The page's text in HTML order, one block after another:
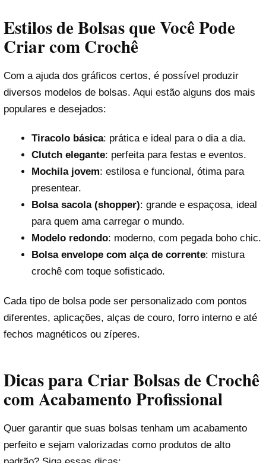
Estilos de Bolsas que Você Pode
Criar com Crochê
Com a ajuda dos gráficos certos, é possível produzir
diversos modelos de bolsas. Aqui estão alguns dos mais
populares e desejados:
Tiracolo básica: prática e ideal para o dia a dia.
Clutch elegante: perfeita para festas e eventos.
Mochila jovem: estilosa e funcional, ótima para
presentear.
Bolsa sacola (shopper): grande e espaçosa, ideal
para quem ama carregar o mundo.
Modelo redondo: moderno, com pegada boho chic.
Bolsa envelope com alça de corrente: mistura
crochê com toque sofisticado.
Cada tipo de bolsa pode ser personalizado com pontos
diferentes, aplicações, alças de couro, forro interno e até
fechos magnéticos ou zíperes.
Dicas para Criar Bolsas de Crochê
com Acabamento Profissional
Quer garantir que suas bolsas tenham um acabamento
perfeito e sejam valorizadas como produtos de alto